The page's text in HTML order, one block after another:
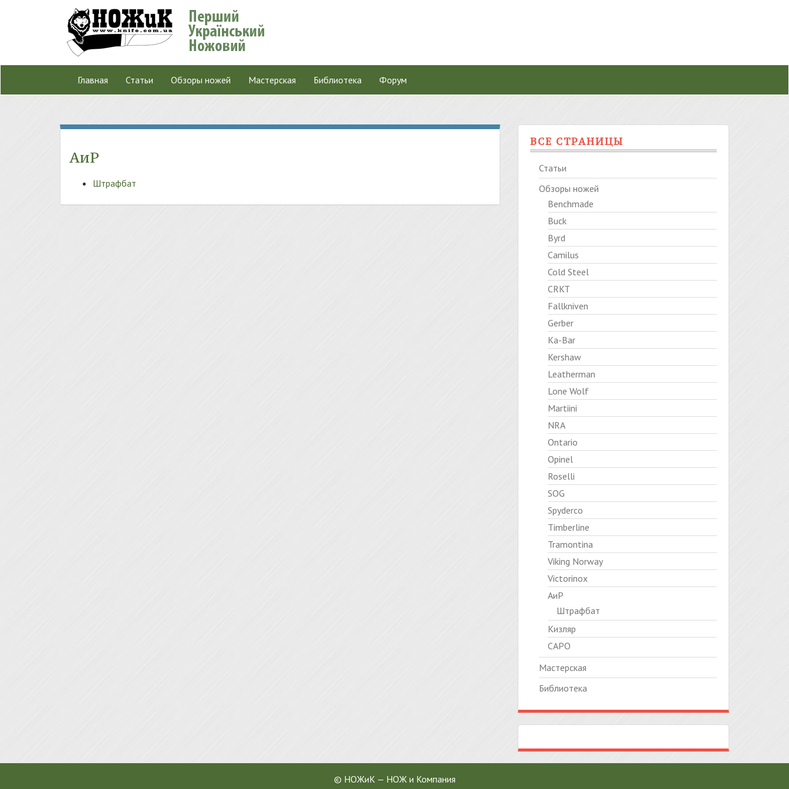
Главная Статьи Обзоры ножей Мастерская Библиотека Форум
АиР
Штрафбат
ВСЕ СТРАНИЦЫ
Статьи
Обзоры ножей
Benchmade
Buck
Byrd
Camilus
Cold Steel
CRKT
Fallkniven
Gerber
Ka-Bar
Kershaw
Leatherman
Lone Wolf
Martiini
NRA
Ontario
Opinel
Roselli
SOG
Spyderco
Timberline
Tramontina
Viking Norway
Victorinox
АиР
Штрафбат
Кизляр
САРО
Мастерская
Библиотека
© НОЖиК — НОЖ и Компания